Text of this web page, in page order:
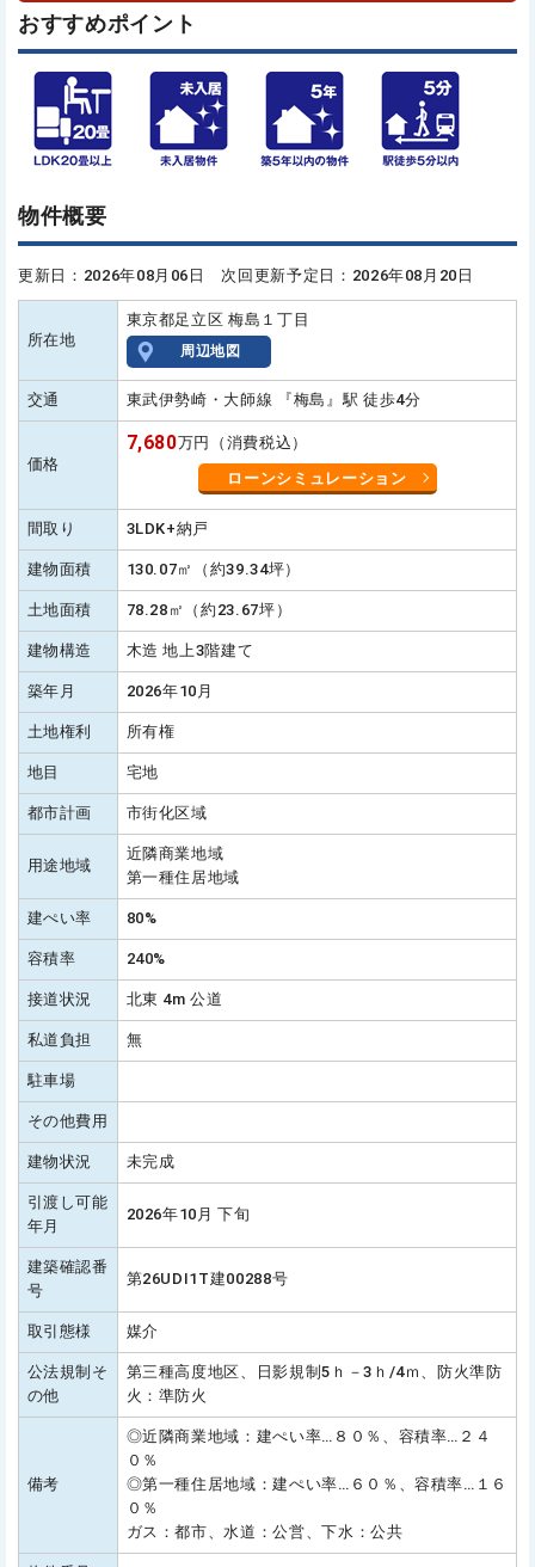
おすすめポイント
物件概要
更新日：2026年08月06日 次回更新予定日：2026年08月20日
所在地
東京都足立区 梅島１丁目
周辺地図
交通 東武伊勢崎・大師線 『梅島』駅 徒歩4分
価格
7,680万円（消費税込）
ローンシミュレーション
間取り 3LDK+納戸
建物面積 130.07㎡（約39.34坪）
土地面積 78.28㎡（約23.67坪）
建物構造 木造 地上3階建て
築年月 2026年10月
土地権利 所有権
地目 宅地
都市計画 市街化区域
用途地域
近隣商業地域
第一種住居地域
建ぺい率 80%
容積率 240%
接道状況 北東 4m 公道
私道負担 無
駐車場
その他費用
建物状況 未完成
引渡し可能
年月
2026年10月 下旬
建築確認番
号
第26UDI1T建00288号
取引態様 媒介
公法規制そ
の他
第三種高度地区、日影規制5ｈ－3ｈ/4ｍ、防火準防
火：準防火
備考
◎近隣商業地域：建ぺい率…８０％、容積率…２４
０％
◎第一種住居地域：建ぺい率…６０％、容積率…１６
０％
ガス：都市、水道：公営、下水：公共